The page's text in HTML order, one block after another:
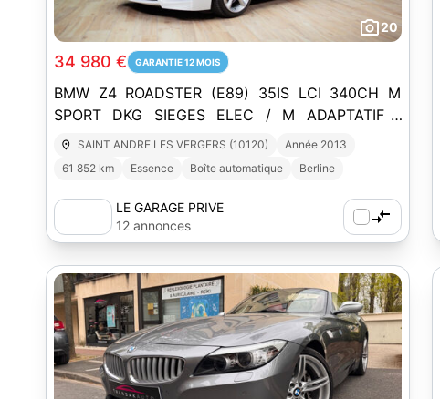
20
34 980 € GARANTIE 12 MOIS
BMW Z4 ROADSTER (E89) 35IS LCI 340CH M
SPORT DKG SIEGES ELEC / M ADAPTATIF /
FRANCAISE
SAINT ANDRE LES VERGERS (10120)
Année 2013
61 852 km
Essence Boîte automatique Berline
LE GARAGE PRIVE
12 annonces